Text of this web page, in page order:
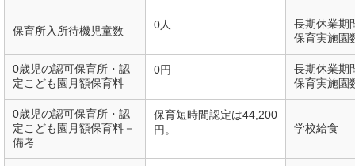
保育所入所待機児童数 0人
長期休業期
保育実施園
0歳児の認可保育所・認
定こども園月額保育料
0円
長期休業期
保育実施園
0歳児の認可保育所・認
定こども園月額保育料－
備考
保育短時間認定は44,200
円。
学校給食